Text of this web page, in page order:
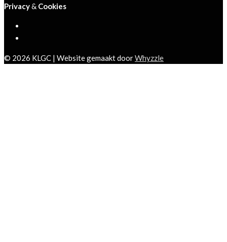
Privacy& Cookies
© 2026 KLGC | Website gemaakt doorWhyzzle